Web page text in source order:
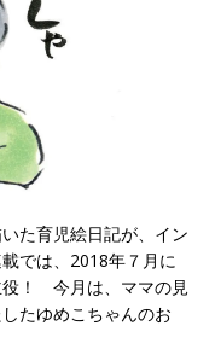
た育児絵日記が、イン
では、2018年７月に
役！ 今月は、ママの見
たゆめこちゃんのお